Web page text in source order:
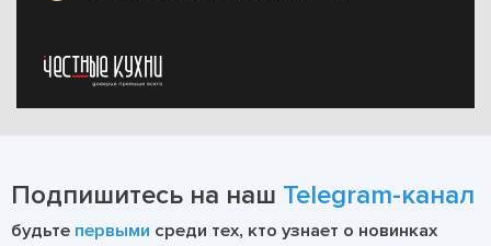
Подпишитесь на наш Telegram-канал
будьте первыми среди тех, кто узнает о новинках